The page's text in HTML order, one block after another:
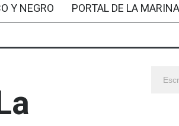
Y NEGRO PORTAL DE LA MARINA